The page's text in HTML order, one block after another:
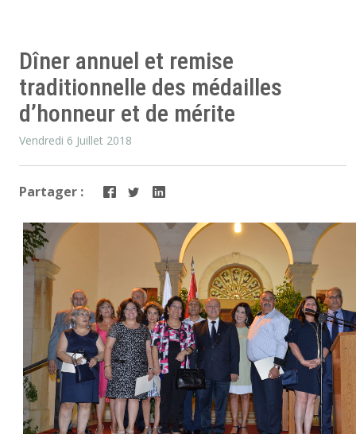
Dîner annuel et remise
traditionnelle des médailles
d’honneur et de mérite
Vendredi 6 Juillet 2018
Partager :